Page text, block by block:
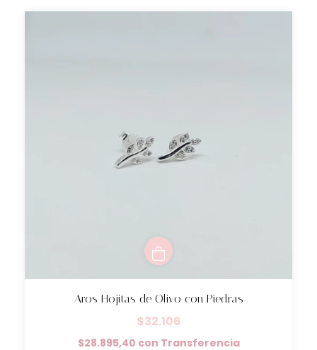
Aros Hojitas de Olivo con Piedras
$32.106
$28.895,40 con Transferencia